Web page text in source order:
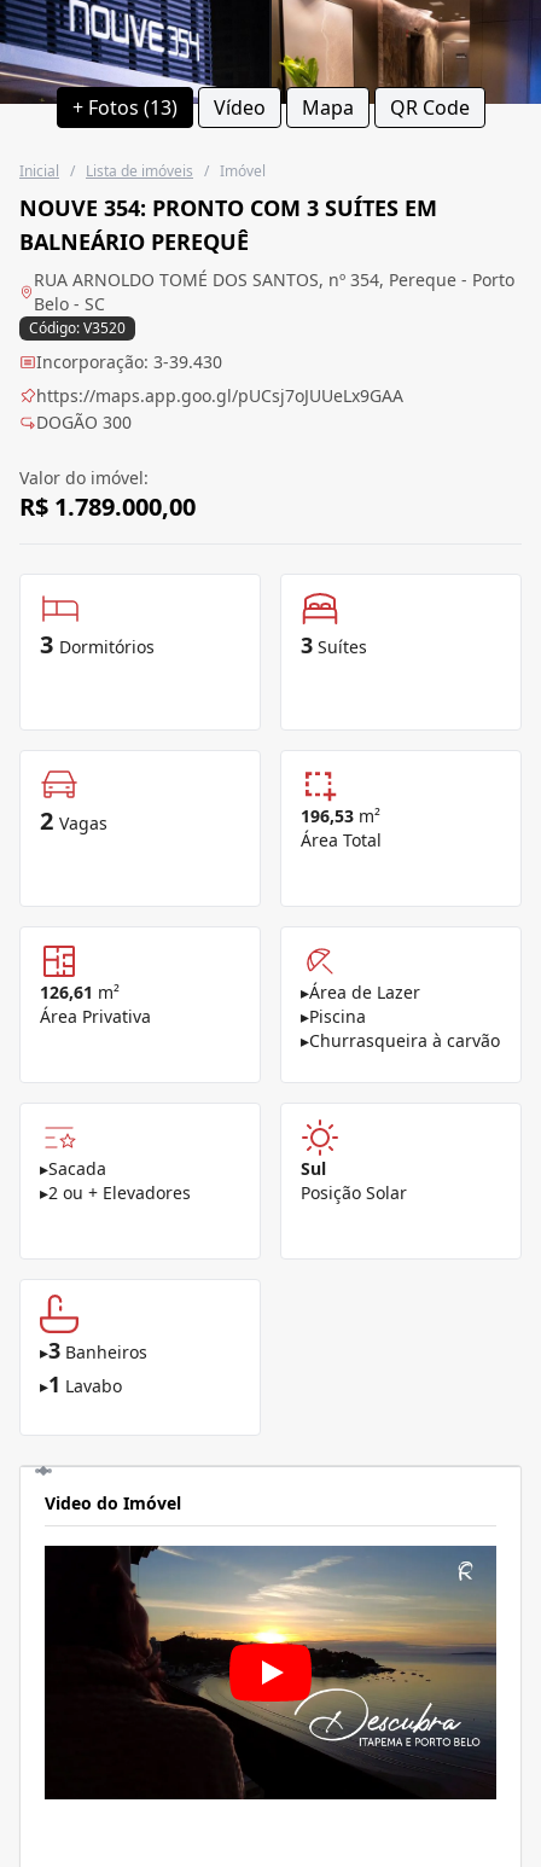
+ Fotos (13) Vídeo Mapa QR Code
Inicial / Lista de imóveis / Imóvel
NOUVE 354: PRONTO COM 3 SUÍTES EM
BALNEÁRIO PEREQUÊ
RUA ARNOLDO TOMÉ DOS SANTOS, nº 354, Pereque - Porto
Belo - SC
Código: V3520
Incorporação: 3-39.430
https://maps.app.goo.gl/pUCsj7oJUUeLx9GAA
DOGÃO 300
Valor do imóvel:
R$ 1.789.000,00
3 Dormitórios 3 Suítes
2 Vagas 196,53 m²
Área Total
126,61 m²
Área Privativa
▸Área de Lazer
▸Piscina
▸Churrasqueira à carvão
▸Sacada
▸2 ou + Elevadores
Sul
Posição Solar
▸3 Banheiros
▸1 Lavabo
Video do Imóvel